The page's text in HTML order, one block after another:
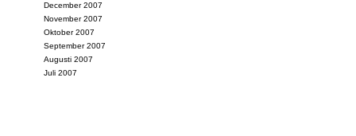
December 2007
November 2007
Oktober 2007
September 2007
Augusti 2007
Juli 2007